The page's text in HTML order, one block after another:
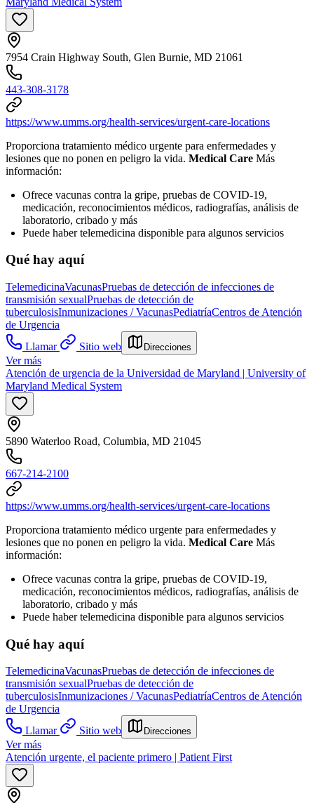
7954 Crain Highway South, Glen Burnie, MD 21061
443-308-3178
https://www.umms.org/health-services/urgent-care-locations
Proporciona tratamiento médico urgente para enfermedades y
lesiones que no ponen en peligro la vida. Medical Care Más
información:
Ofrece vacunas contra la gripe, pruebas de COVID-19,
medicación, reconocimientos médicos, radiografías, análisis de
laboratorio, cribado y más
Puede haber telemedicina disponible para algunos servicios
Qué hay aquí
TelemedicinaVacunasPruebas de detección de infecciones de
transmisión sexualPruebas de detección de
tuberculosisInmunizaciones / VacunasPediatríaCentros de Atención
de Urgencia
Llamar
Sitio web Direcciones
Ver más
Atención de urgencia de la Universidad de Maryland | University of
Maryland Medical System
5890 Waterloo Road, Columbia, MD 21045
667-214-2100
https://www.umms.org/health-services/urgent-care-locations
Proporciona tratamiento médico urgente para enfermedades y
lesiones que no ponen en peligro la vida. Medical Care Más
información:
Ofrece vacunas contra la gripe, pruebas de COVID-19,
medicación, reconocimientos médicos, radiografías, análisis de
laboratorio, cribado y más
Puede haber telemedicina disponible para algunos servicios
Qué hay aquí
TelemedicinaVacunasPruebas de detección de infecciones de
transmisión sexualPruebas de detección de
tuberculosisInmunizaciones / VacunasPediatríaCentros de Atención
de Urgencia
Llamar
Sitio web Direcciones
Ver más
Atención urgente, el paciente primero | Patient First